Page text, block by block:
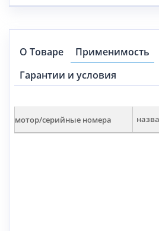
О Товаре
Применимость
Гарантии и условия
мотор/серийные номера